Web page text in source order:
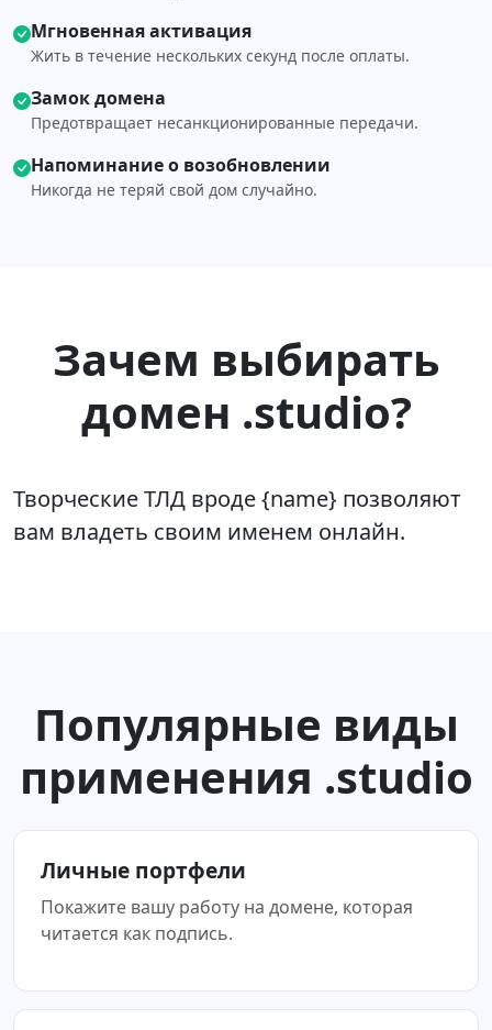
Мгновенная активация
Жить в течение нескольких секунд после оплаты.
Замок домена
Предотвращает несанкционированные передачи.
Напоминание о возобновлении
Никогда не теряй свой дом случайно.
Зачем выбирать
домен .studio?
Творческие ТЛД вроде {name} позволяют
вам владеть своим именем онлайн.
Популярные виды
применения .studio
Личные портфели
Покажите вашу работу на домене, которая
читается как подпись.